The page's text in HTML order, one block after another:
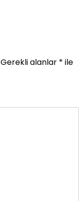
Gerekli alanlar * ile